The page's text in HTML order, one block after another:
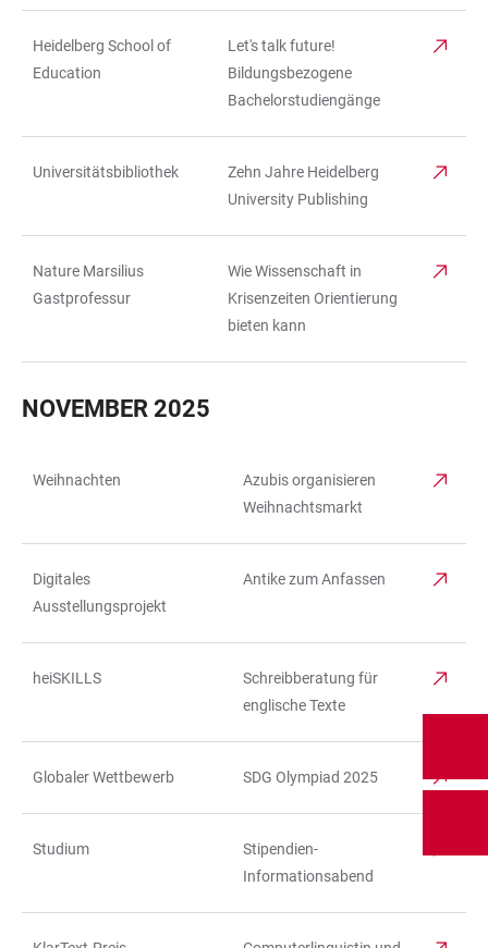
Heidelberg School of
Education
Let's talk future!
Bildungsbezogene
Bachelorstudiengänge
Universitätsbibliothek
Zehn Jahre Heidelberg
University Publishing
Nature Marsilius
Gastprofessur
Wie Wissenschaft in
Krisenzeiten Orientierung
bieten kann
NOVEMBER 2025
Weihnachten
Azubis organisieren
Weihnachtsmarkt
Digitales
Ausstellungsprojekt
Antike zum Anfassen
heiSKILLS
Schreibberatung für
englische Texte
Globaler Wettbewerb SDG Olympiad 2025
Studium
Stipendien-
Informationsabend